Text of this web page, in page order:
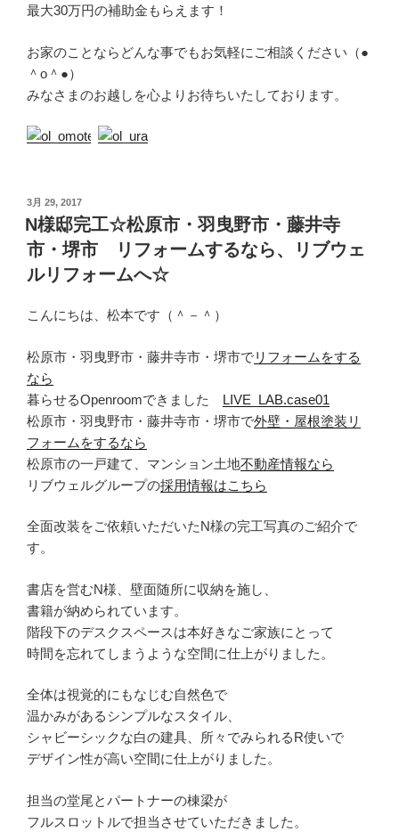
最大30万円の補助金もらえます！
お家のことならどんな事でもお気軽にご相談ください（●
＾o＾●）
みなさまのお越しを心よりお待ちいたしております。
投
稿
日:
3月 29, 2017
N様邸完工☆松原市・羽曳野市・藤井寺
市・堺市 リフォームするなら、リブウェ
ルリフォームへ☆
こんにちは、松本です（＾－＾）
松原市・羽曳野市・藤井寺市・堺市でリフォームをする
なら
暮らせるOpenroomできました LIVE_LAB.case01
松原市・羽曳野市・藤井寺市・堺市で外壁・屋根塗装リ
フォームをするなら
松原市の一戸建て、マンション土地不動産情報なら
リブウェルグループの採用情報はこちら
全面改装をご依頼いただいたN様の完工写真のご紹介で
す。
書店を営むN様、壁面随所に収納を施し、
書籍が納められています。
階段下のデスクスペースは本好きなご家族にとって
時間を忘れてしまうような空間に仕上がりました。
全体は視覚的にもなじむ自然色で
温かみがあるシンプルなスタイル、
シャビーシックな白の建具、所々でみられるR使いで
デザイン性が高い空間に仕上がりました。
担当の堂尾とパートナーの棟梁が
フルスロットルで担当させていただきました。